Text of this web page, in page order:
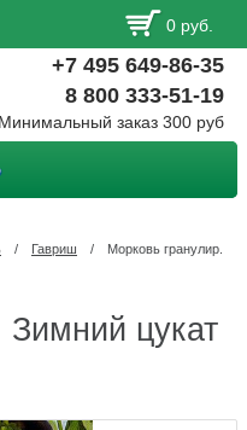
0 руб.
+7 495 649-86-35
8 800 333-51-19
Минимальный заказ 300 руб
/ Гавриш /
Морковь гранулир.
Зимний цукат